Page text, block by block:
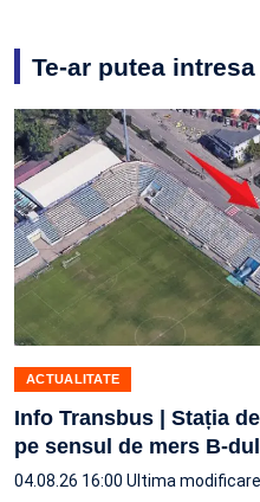
Te-ar putea
ACTUALITATE
Info Transbus | Stația
pe sensul de mers B-
04.08.26 16:00 Ultima